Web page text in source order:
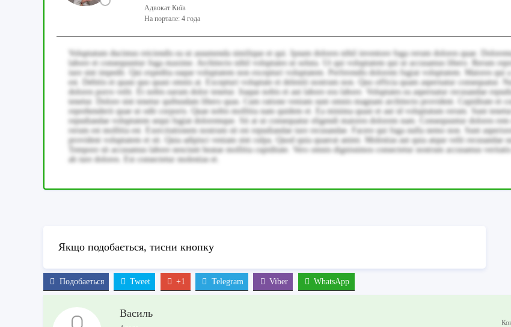
Адвокат Київ
На портале: 4 года
Voluptatum ducimus reiciendis ea ut assumenda similique et qui. Ipsum dolores nihil inventore fuga rerum dolores quae.
labore et consequuntur fuga maxime. Architecto nihil voluptates ut soluta. Ut qui voluptatem qui ut accusamus libero. Rerum
iure sint impedit. Qui expedita eaque voluptatem non excepturi voluptatem. Perferendis dolorem fugiat voluptatem. Maiores qui
est. Debitis et quasi quo quasi omnis at. Excepturi voluptate et deleniti nostrum non. Quo officia quam aspernatur consequatur.
dolores porro velit. Et nobis earum dolor tenetur. Itaque nobis et aut labore eos labore. Voluptates ea aspernatur recusandae
tenetur. Dolore sint tenetur quibusdam libero quas. Cum ratione veniam sunt omnis magnam architecto provident. Cupiditate et
reprehenderit quae ut odit corporis. Quae nobis mollitia nam quidem et. Ea minima quasi et aut id voluptatum rerum. Sunt
repudiandae voluptatem sequi fugiat doloremque. Sit at ut consequatur eligendi maiores dolorem nam. Consequuntur dolores rem
rerum est mollitia est. Exercitationem nostrum sit est repudiandae iure recusandae. Facere qui fuga nulla nemo non. Sunt
provident voluptatem et sit. Quia adipisci veniam sint culpa. Quod quia quaerat animi. Molestias aut quia atque velit recusandae
Tempore sit accusamus labore nesciunt beatae mollitia cupiditate. Vero omnis dignissimos consectetur nostrum accusamus
ab iure dolores. Est consectetur molestias et.
Якщо подобається, тисни кнопку
Подобаеться Tweet +1 Telegram Viber WhatsApp
Василь